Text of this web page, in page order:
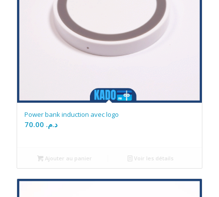
Power bank induction avec logo
د.م.
Ajouter au panier Voir les détails